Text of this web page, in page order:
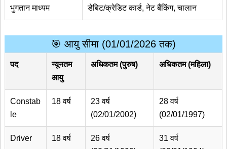
भुगतान माध्यम डेबिट/क्रेडिट कार्ड, नेट बैंकिंग, चालान
🎯 आयु सीमा (01/01/2026 तक)
पद
न्यूनतम
आयु
अधिकतम (पुरुष) अधिकतम (महिला)
Constab
le
18 वर्ष
23 वर्ष
(02/01/2002)
28 वर्ष
(02/01/1997)
Driver 18 वर्ष
26 वर्ष
31 वर्ष